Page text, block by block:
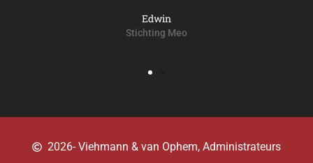
Edwin
Stichting Meo
2026- Viehmann & van Ophem, Administrateurs